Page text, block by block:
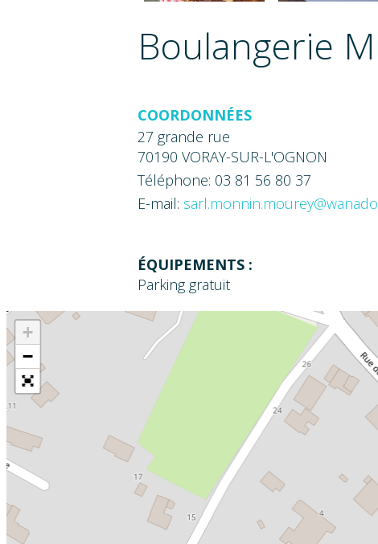
Boulangerie
COORDONNÉES
27 grande rue
70190 VORAY-SUR-L'OGNON
Téléphone: 03 81 56 80 37
E-mail:
ÉQUIPEMENTS :
Parking gratuit
+
−